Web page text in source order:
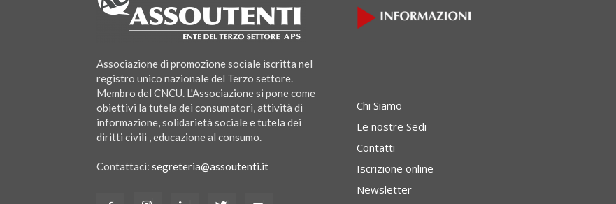
Associazione di promozione sociale iscritta nel
registro unico nazionale del Terzo settore.
Membro del CNCU. L'Associazione si pone come
obiettivi la tutela dei consumatori, attività di
informazione, solidarietà sociale e tutela dei
diritti civili , educazione al consumo.
Contattaci: segreteria@assoutenti.it
Chi Siamo
Le nostre Sedi
Contatti
Iscrizione online
Newsletter